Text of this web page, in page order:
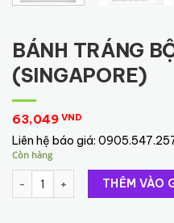
BÁNH TRÁNG
(SINGAPORE)
63,049 VND
Liên hệ báo giá:
Còn hàng
BÁNH TRÁNG BỘT MÌ P150
THÊM VÀO